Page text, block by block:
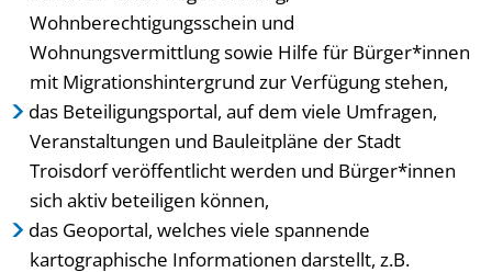
Wohnberechtigungsschein und
Wohnungsvermittlung sowie Hilfe für Bürger*innen
mit Migrationshintergrund zur Verfügung stehen,
das Beteiligungsportal, auf dem viele Umfragen,
Veranstaltungen und Bauleitpläne der Stadt
Troisdorf veröffentlicht werden und Bürger*innen
sich aktiv beteiligen können,
das Geoportal, welches viele spannende
kartographische Informationen darstellt, z.B.